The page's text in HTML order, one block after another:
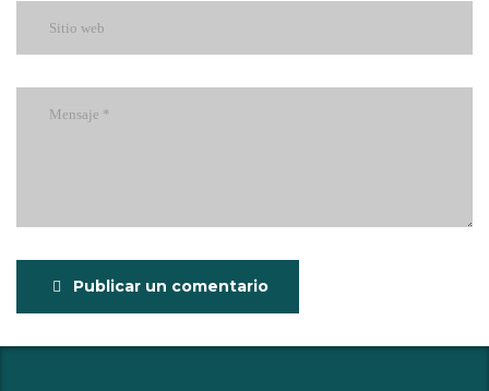
Publicar un comentario